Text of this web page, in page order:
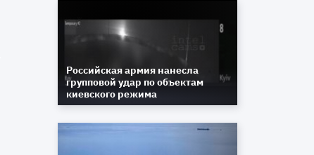
Российская армия нанесла
групповой удар по объектам
киевского режима